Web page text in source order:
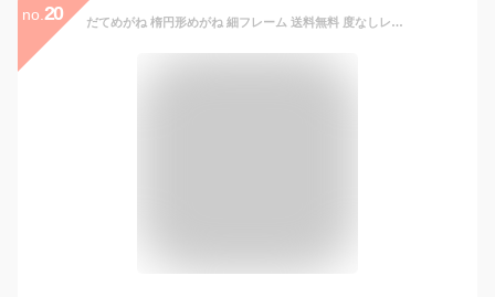
no. 20 だてめがね 楕円形めがね 細フレーム 送料無料 度なしレンズ おしゃれ女子 大きめサイズ 小顔効果 すっぴん隠し レンズ 韓国 ファッショ